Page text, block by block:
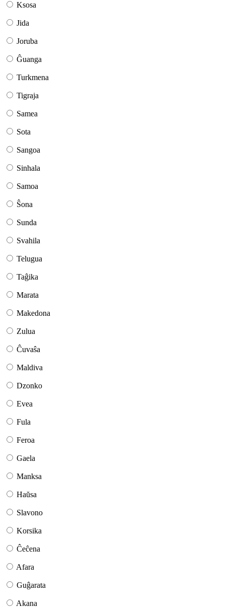
Ksosa
Jida
Joruba
Ĝuanga
Turkmena
Tigraja
Samea
Sota
Sangoa
Sinhala
Samoa
Ŝona
Sunda
Svahila
Telugua
Taĝika
Marata
Makedona
Zulua
Ĉuvaŝa
Maldiva
Dzonko
Evea
Fula
Feroa
Gaela
Manksa
Haŭsa
Slavono
Korsika
Ĉeĉena
Afara
Guĝarata
Akana